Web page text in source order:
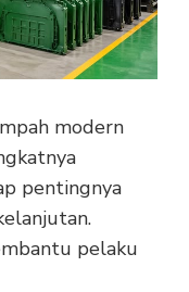
modern
pentingnya
pelaku